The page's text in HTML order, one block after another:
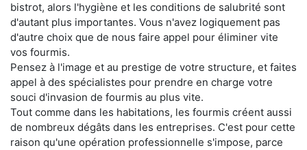
bistrot, alors l'hygiène et les conditions de salubrité sont
d'autant plus importantes. Vous n'avez logiquement pas
d'autre choix que de nous faire appel pour éliminer vite
vos fourmis.
Pensez à l'image et au prestige de votre structure, et faites
appel à des spécialistes pour prendre en charge votre
souci d'invasion de fourmis au plus vite.
Tout comme dans les habitations, les fourmis créent aussi
de nombreux dégâts dans les entreprises. C'est pour cette
raison qu'une opération professionnelle s'impose, parce